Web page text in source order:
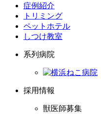
症例紹介
トリミング
ペットホテル
しつけ教室
系列病院
採用情報
獣医師募集